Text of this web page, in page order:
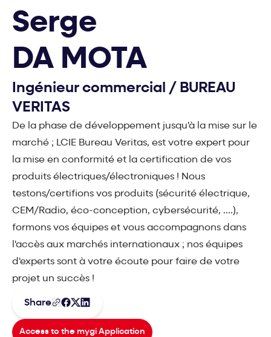
Serge
DA MOTA
Ingénieur commercial / BUREAU
VERITAS
De la phase de développement jusqu'à la mise sur le
marché ; LCIE Bureau Veritas, est votre expert pour
la mise en conformité et la certification de vos
produits électriques/électroniques ! Nous
testons/certifions vos produits (sécurité électrique,
CEM/Radio, éco-conception, cybersécurité, ....),
formons vos équipes et vous accompagnons dans
l'accès aux marchés internationaux ; nos équipes
d'experts sont à votre écoute pour faire de votre
projet un succès !
Share
Access to the mygi Application